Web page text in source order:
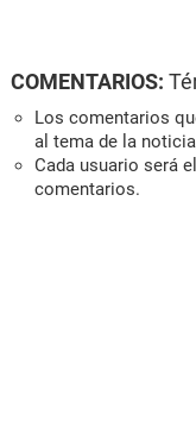
COMENTARIOS:
Los comentarios
al tema de la
Cada usuario será
comentarios.